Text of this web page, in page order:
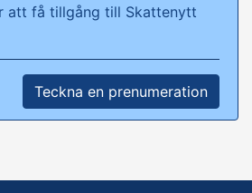
att få tillgång till Skattenytt
Teckna en prenumeration